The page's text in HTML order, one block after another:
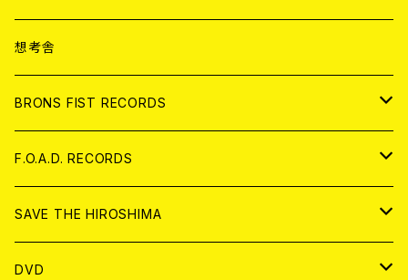
ANALOG
CD
アパレル
ANALOG
想考舎
BRONS FIST RECORDS
CD
ANALOG
F.O.A.D. RECORDS
CD
ANALOG
SAVE THE HIROSHIMA
アパレル
DVD